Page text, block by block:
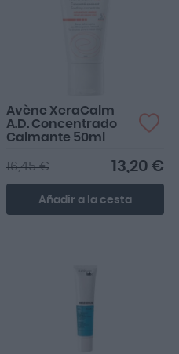
Avène XeraCalm
A.D. Concentrado
Calmante 50ml
13,20 €
16,45 €
Añadir a la cesta